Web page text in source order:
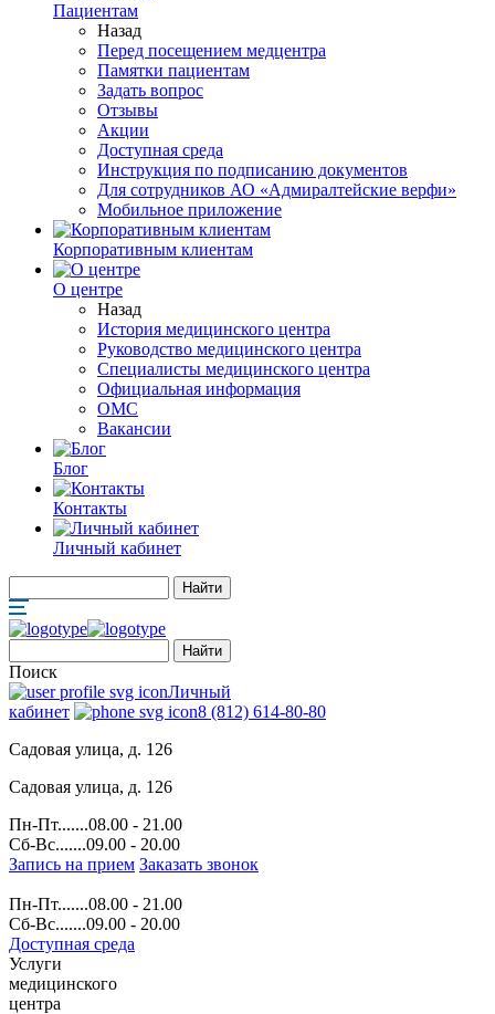
Пациентам
Назад
Перед посещением медцентра
Памятки пациентам
Задать вопрос
Отзывы
Акции
Доступная среда
Инструкция по подписанию документов
Для сотрудников АО «Адмиралтейские верфи»
Мобильное приложение
Корпоративным клиентам
О центре
Назад
История медицинского центра
Руководство медицинского центра
Специалисты медицинского центра
Официальная информация
ОМС
Вакансии
Блог
Контакты
Личный кабинет
Поиск
Личный
кабинет
8 (812) 614-80-80
Садовая улица, д. 126
Садовая улица, д. 126
Пн-Пт.......08.00 - 21.00
Сб-Вс.......09.00 - 20.00
Запись на прием Заказать звонок
Пн-Пт.......08.00 - 21.00
Сб-Вс.......09.00 - 20.00
Доступная среда
Услуги
медицинского
центра